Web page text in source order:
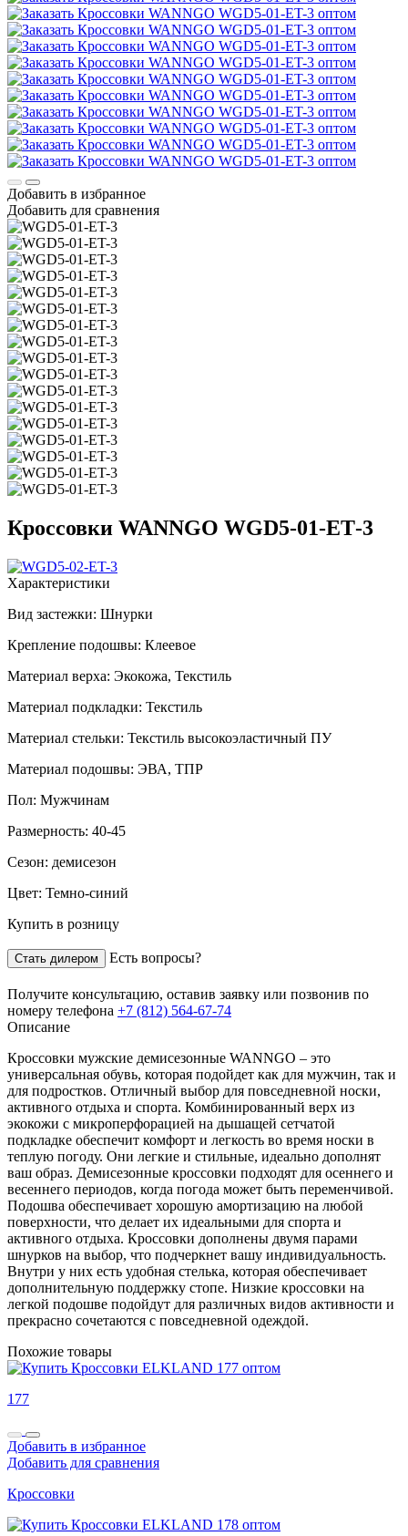
Добавить в избранное
Добавить для сравнения
Кроссовки WANNGO WGD5‑01‑ET‑3
Характеристики
Вид застежки: Шнурки
Крепление подошвы: Клеевое
Материал верха: Экокожа, Текстиль
Материал подкладки: Текстиль
Материал стельки: Текстиль высокоэластичный ПУ
Материал подошвы: ЭВА, ТПР
Пол: Мужчинам
Размерность: 40-45
Сезон: демисезон
Цвет: Темно-синий
Купить в розницу
Стать дилером Есть вопросы?
Получите консультацию, оставив заявку или позвонив по
номеру телефона +7 (812) 564-67-74
Описание
Кроссовки мужские демисезонные WANNGO – это
универсальная обувь, которая подойдет как для мужчин, так и
для подростков. Отличный выбор для повседневной носки,
активного отдыха и спорта. Комбинированный верх из
экокожи с микроперфорацией на дышащей сетчатой
подкладке обеспечит комфорт и легкость во время носки в
теплую погоду. Они легкие и стильные, идеально дополнят
ваш образ. Демисезонные кроссовки подходят для осеннего и
весеннего периодов, когда погода может быть переменчивой.
Подошва обеспечивает хорошую амортизацию на любой
поверхности, что делает их идеальными для спорта и
активного отдыха. Кроссовки дополнены двумя парами
шнурков на выбор, что подчеркнет вашу индивидуальность.
Внутри у них есть удобная стелька, которая обеспечивает
дополнительную поддержку стопе. Низкие кроссовки на
легкой подошве подойдут для различных видов активности и
прекрасно сочетаются с повседневной одеждой.
Похожие товары
177
Добавить в избранное
Добавить для сравнения
Кроссовки